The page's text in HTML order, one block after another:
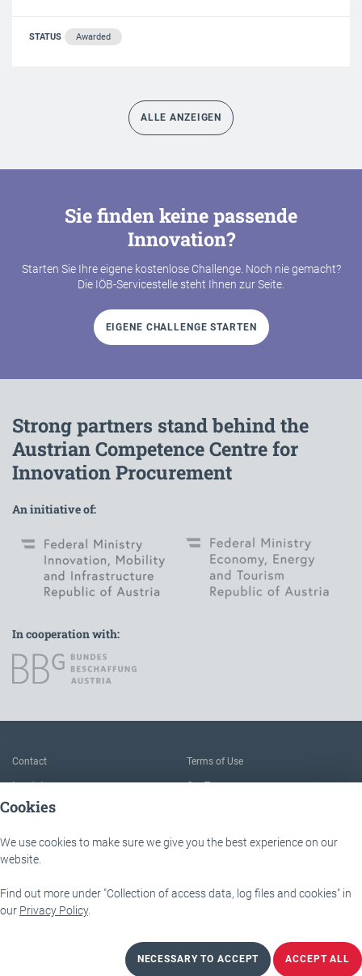
STATUS Awarded
ALLE ANZEIGEN
Sie finden keine passende
Innovation?
Starten Sie Ihre eigene kostenlose Challenge. Noch nie gemacht?
Die IÖB-Servicestelle steht Ihnen zur Seite.
EIGENE CHALLENGE STARTEN
Strong partners stand behind the
Austrian Competence Centre for
Innovation Procurement
An initiative of:
In cooperation with:
Cookies
We use cookies to make sure we give you the best experience on our
website.
Find out more under "Collection of access data, log files and cookies" in
our Privacy Policy.
NECESSARY TO ACCEPT ACCEPT ALL
Contact
Imprint
FAQ
Accessibility
Terms of Use
Our Team
IÖB - Servicestelle
Lassallestraße 9b